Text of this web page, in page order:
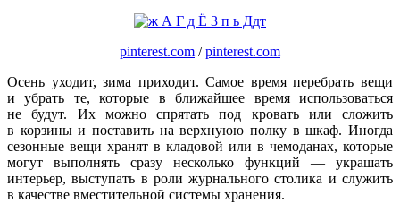
pinterest.com /pinterest.com
Осень уходит, зима приходит. Самое время перебрать вещи
и убрать те, которые в ближайшее время использоваться
не будут. Их можно спрятать под кровать или сложить
в корзины и поставить на верхнуюю полку в шкаф. Иногда
сезонные вещи хранят в кладовой или в чемоданах, которые
могут выполнять сразу несколько функций — украшать
интерьер, выступать в роли журнального столика и служить
в качестве вместительной системы хранения.